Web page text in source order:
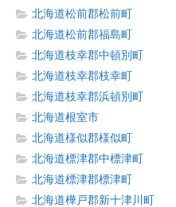
北海道松前郡松前町
北海道松前郡福島町
北海道枝幸郡中頓別町
北海道枝幸郡枝幸町
北海道枝幸郡浜頓別町
北海道根室市
北海道様似郡様似町
北海道標津郡中標津町
北海道標津郡標津町
北海道樺戸郡新十津川町